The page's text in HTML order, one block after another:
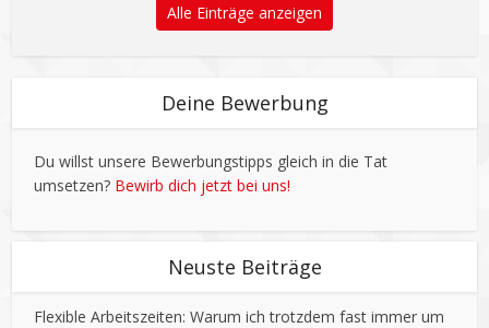
Alle Einträge anzeigen
Deine Bewerbung
Du willst unsere Bewerbungstipps gleich in die Tat
umsetzen? Bewirb dich jetzt bei uns!
Neuste Beiträge
Flexible Arbeitszeiten: Warum ich trotzdem fast immer um